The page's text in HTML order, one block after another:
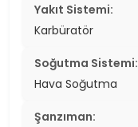
Yakıt Sistemi:
Karbüratör
Soğutma Sistemi:
Hava Soğutma
Şanzıman: